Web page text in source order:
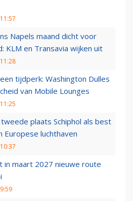
Napels maand dicht voor
KLM en Transavia wijken uit
tijdperk: Washington Dulles
van Mobile Lounges
plaats Schiphol als best
Europese luchthaven
in maart 2027 nieuwe route